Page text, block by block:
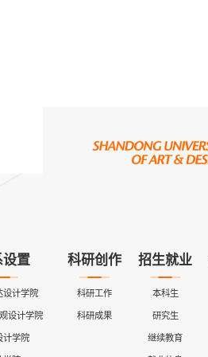
设置
设计学院
设计学院
计学院
科研创作
科研工作
科研成果
招生就业
本科生
研究生
继续教育